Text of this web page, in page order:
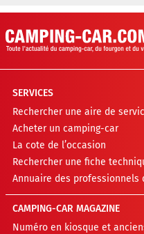
SERVICES
Rechercher une aire de
Acheter un camping-car
La cote de l’occasion
Rechercher une fiche
Annuaire des professionnels
CAMPING-CAR MAGAZINE
Numéro en kiosque et